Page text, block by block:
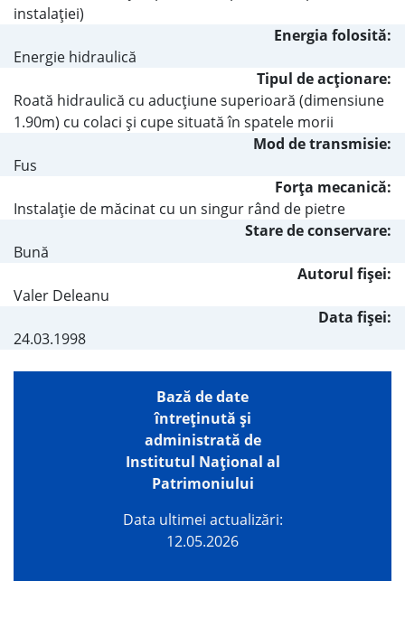
instalaţiei)
Energia folosită:
Energie hidraulică
Tipul de acţionare:
Roată hidraulică cu aducţiune superioară (dimensiune
1.90m) cu colaci şi cupe situată în spatele morii
Mod de transmisie:
Fus
Forţa mecanică:
Instalaţie de măcinat cu un singur rând de pietre
Stare de conservare:
Bună
Autorul fişei:
Valer Deleanu
Data fișei:
24.03.1998
Bază de date
întreţinută şi
administrată de
Institutul Național al
Patrimoniului
Data ultimei actualizări:
12.05.2026